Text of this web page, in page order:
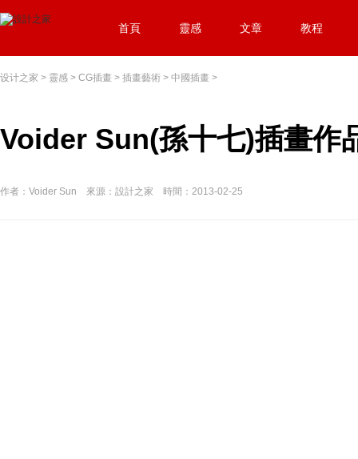
首頁 靈感 文章 教程
设计之家 > 靈感 > CG插畫 > 插畫藝術 > 中國插畫 >
Voider Sun(孫十七)插畫作
作者：Voider Sun 來源：設計之家 時間：2013-02-25